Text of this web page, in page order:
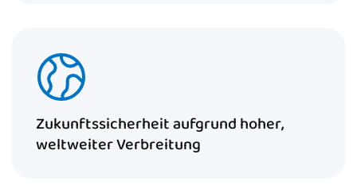
Zukunftssicherheit aufgrund hoher,
weltweiter Verbreitung